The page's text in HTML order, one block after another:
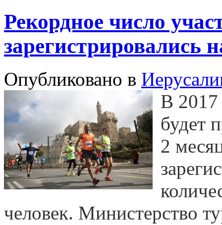
Рекордное число
зарегистрировались
Опубликовано в
В 2017
будет
2
человек. Министерство